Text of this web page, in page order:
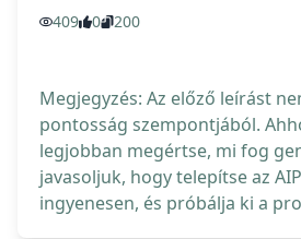
409 0 200
Megjegyzés: Az előző leírást
pontosság szempontjából.
legjobban megértse, mi fog
javasoljuk, hogy telepítse az
ingyenesen, és próbálja ki a